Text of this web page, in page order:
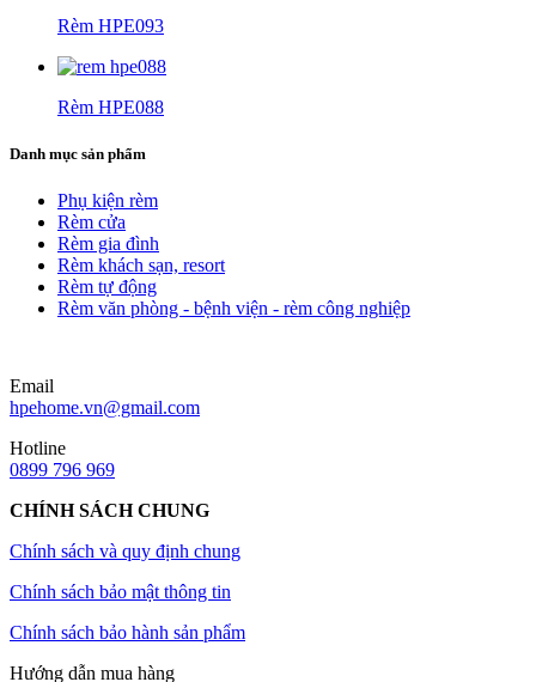
Rèm HPE093
Rèm HPE088
Danh mục sản phẩm
Phụ kiện rèm
Rèm cửa
Rèm gia đình
Rèm khách sạn, resort
Rèm tự động
Rèm văn phòng - bệnh viện - rèm công nghiệp
Email
hpehome.vn@gmail.com
Hotline
0899 796 969
CHÍNH SÁCH CHUNG
Chính sách và quy định chung
Chính sách bảo mật thông tin
Chính sách bảo hành sản phẩm
Hướng dẫn mua hàng